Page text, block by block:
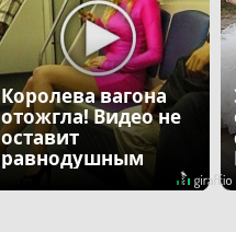
Королева вагона
отожгла! Видео не
оставит
равнодушным